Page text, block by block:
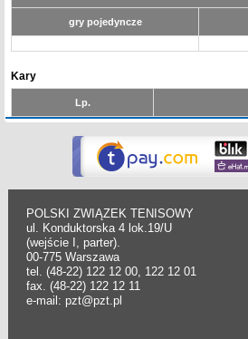
gry pojedyncze
Kary
Lp.
POLSKI ZWIĄZEK TENISOWY
ul. Konduktorska 4 lok.19/U
(wejście I, parter).
00-775 Warszawa
tel. (48-22) 122 12 00, 122 12 01
fax. (48-22) 122 12 11
e-mail: pzt@pzt.pl